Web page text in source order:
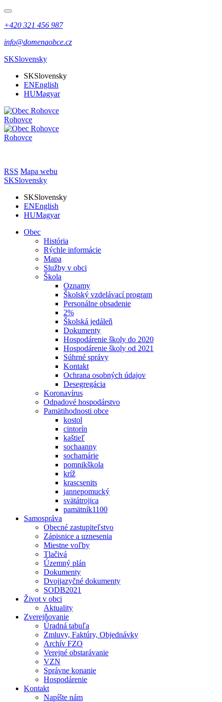
+420 321 456 987
info@domenaobce.cz
SKSlovensky
SKSlovensky
ENEnglish
HUMagyar
Rohovce
Rohovce
RSS Mapa webu
SKSlovensky
SKSlovensky
ENEnglish
HUMagyar
Obec
História
Rýchle informácie
Mapa
Služby v obci
Škola
Oznamy
Školský vzdelávací program
Personálne obsadenie
2%
Školská jedáleň
Dokumenty
Hospodárenie školy do 2020
Hospodárenie školy od 2021
Súhrné správy
Kontakt
Ochrana osobných údajov
Desegregácia
Koronavírus
Odpadové hospodárstvo
Pamätihodnosti obce
kostol
cintorín
kaštieľ
sochaanny
sochamárie
pomnikškola
kríž
krascsenits
jannepomucký
svätátrojica
pamätník1100
Samospráva
Obecné zastupiteľstvo
Zápisnice a uznesenia
Miestne voľby
Tlačivá
Územný plán
Dokumenty
Dvojjazyčné dokumenty
SODB2021
Život v obci
Aktuality
Zverejňovanie
Úradná tabuľa
Zmluvy, Faktúry, Objednávky
Archív FZO
Verejné obstarávanie
VZN
Správne konanie
Hospodárenie
Kontakt
Napíšte nám